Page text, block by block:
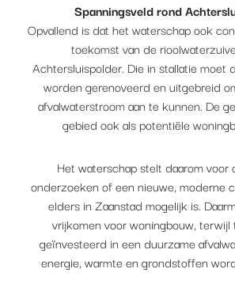
Spanningsveld rond
Opvallend is dat het waterschap ook
toekomst van de
Achtersluispolder. Die in stallatie moet
worden gerenoveerd en uitgebreid
afvalwaterstroom aan te kunnen. De
gebied ook als potentiële
Het waterschap stelt daarom voor
onderzoeken of een nieuwe, moderne
elders in Zaanstad mogelijk is.
vrijkomen voor woningbouw,
geïnvesteerd in een duurzame
energie, warmte en grondstoffen